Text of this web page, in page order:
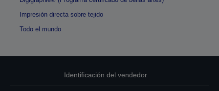
Impresión directa sobre tejido
Todo el mundo
Identificación del vendedor